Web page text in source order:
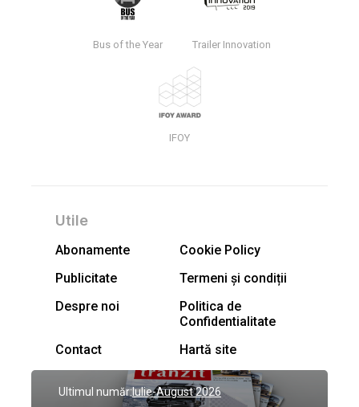
Bus of the Year Trailer Innovation
IFOY
Utile
Abonamente
Cookie Policy
Publicitate
Termeni și condiții
Despre noi
Politica de
Confidentialitate
Contact
Hartă site
Ultimul număr:Iulie-August 2026